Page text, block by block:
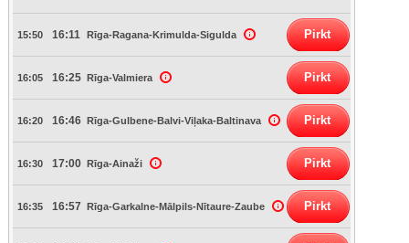
15:50 16:11 Rīga-Ragana-Krimulda-Sigulda Pirkt
16:05 16:25 Rīga-Valmiera Pirkt
16:20 16:46 Rīga-Gulbene-Balvi-Viļaka-Baltinava Pirkt
16:30 17:00 Rīga-Ainaži Pirkt
16:35 16:57 Rīga-Garkalne-Mālpils-Nītaure-Zaube Pirkt